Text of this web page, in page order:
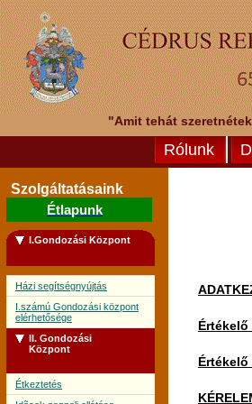
"Amit tehát
Rólunk
Szolgáltatásaink
Étlapunk
I.Gondozási Központ
Házi segítségnyújtás
I.számú Gondozási központ
elérhetősége
II. Gondozási
Központ
Étkeztetés